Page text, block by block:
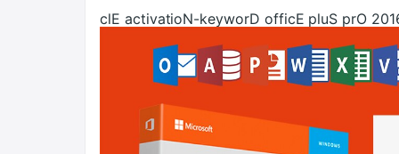
6102 Orp Sulp Eciffo Drowyek-Noitavitca